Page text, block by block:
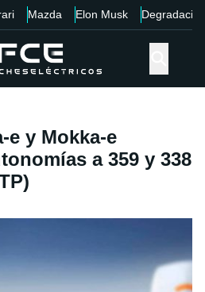
Mazda Elon Musk Degradación
e y Mokka-e
a 359 y 338